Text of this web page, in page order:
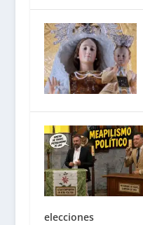
elecciones